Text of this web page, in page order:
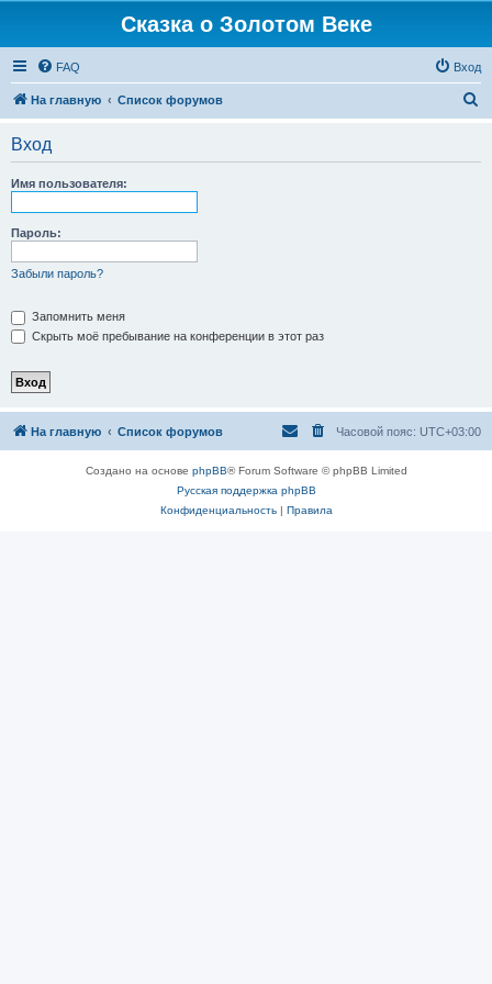
Сказка о Золотом Веке
FAQ Вход
На главную Список форумов
Вход
Имя пользователя:
Пароль:
Забыли пароль?
Запомнить меня
Скрыть моё пребывание на конференции в этот раз
На главную Список форумов Часовой пояс: UTC+03:00
Создано на основе phpBB® Forum Software © phpBB Limited
Русская поддержка phpBB
Конфиденциальность| Правила